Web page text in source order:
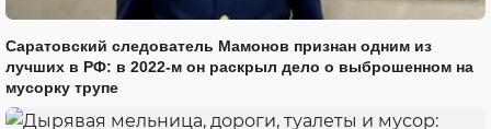
Саратовский следователь Мамонов признан одним из
лучших в РФ: в 2022-м он раскрыл дело о выброшенном на
мусорку трупе